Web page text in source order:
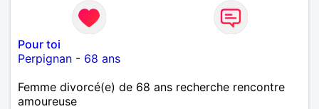
Pour toi
Perpignan - 68 ans
Femme divorcé(e) de 68 ans recherche rencontre
amoureuse